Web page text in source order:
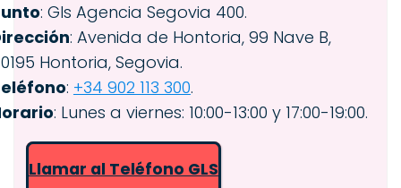
: Gls Agencia Segovia 400.
: Avenida de Hontoria, 99 Nave B,
Hontoria, Segovia.
: +34 902 113 300.
: Lunes a viernes: 10:00-13:00 y 17:00-19:00.
Llamar al Teléfono GLS